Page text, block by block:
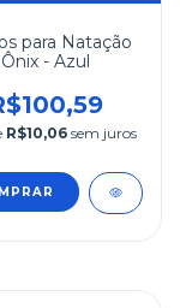
para Natação
Ônix - Azul
R$10,06 sem juros